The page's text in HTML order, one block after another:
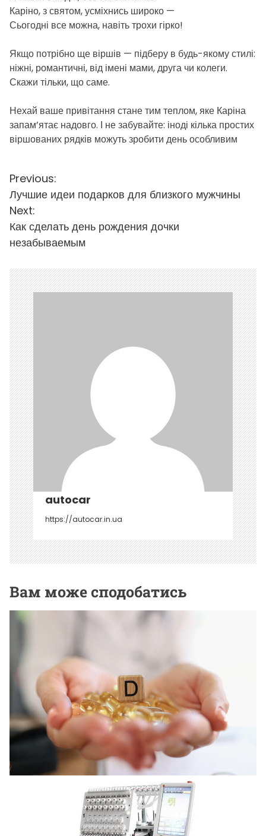
Каріно, з святом, усміхнись широко —
Сьогодні все можна, навіть трохи гірко!
Якщо потрібно ще віршів — підберу в будь-якому стилі:
ніжні, романтичні, від імені мами, друга чи колеги.
Скажи тільки, що саме.
Нехай ваше привітання стане тим теплом, яке Каріна
запам’ятає надовго. І не забувайте: іноді кілька простих
віршованих рядків можуть зробити день особливим
Н
а
в
і
г
а
ц
і
я
з
а
п
и
с
і
в
Previous:
Лучшие идеи подарков для близкого мужчины
Next:
Как сделать день рождения дочки
незабываемым
autocar
https://autocar.in.ua
Вам може сподобатись
НОВИНИ ВІД КОМПАНІЙ
Для чего организму нужен витамин D3
12 Липня, 2026